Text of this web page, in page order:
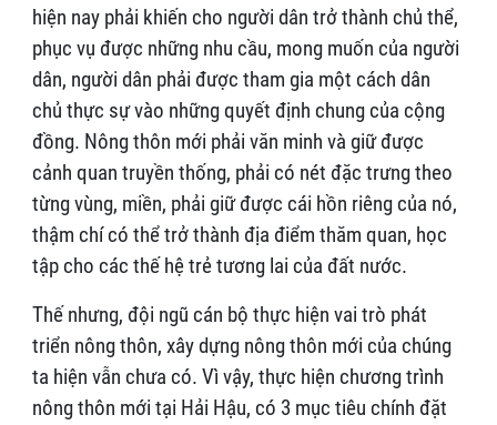
hiện nay phải khiến cho người dân trở thành chủ thể,
phục vụ được những nhu cầu, mong muốn của người
dân, người dân phải được tham gia một cách dân
chủ thực sự vào những quyết định chung của cộng
đồng. Nông thôn mới phải văn minh và giữ được
cảnh quan truyền thống, phải có nét đặc trưng theo
từng vùng, miền, phải giữ được cái hồn riêng của nó,
thậm chí có thể trở thành địa điểm thăm quan, học
tập cho các thế hệ trẻ tương lai của đất nước.
Thế nhưng, đội ngũ cán bộ thực hiện vai trò phát
triển nông thôn, xây dựng nông thôn mới của chúng
ta hiện vẫn chưa có. Vì vậy, thực hiện chương trình
nông thôn mới tại Hải Hậu, có 3 mục tiêu chính đặt